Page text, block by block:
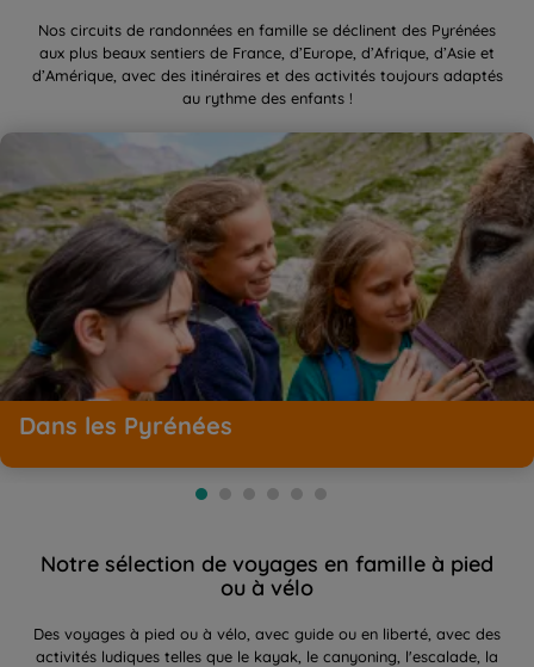
Nos circuits de randonnées en famille se déclinent des Pyrénées
aux plus beaux sentiers de France, d’Europe, d’Afrique, d’Asie et
d’Amérique, avec des itinéraires et des activités toujours adaptés
au rythme des enfants !
Dans les Pyrénées
Dans les Pyrénées
Notre sélection de voyages en famille à pied
ou à vélo
Des voyages à pied ou à vélo, avec guide ou en liberté, avec des
activités ludiques telles que le kayak, le canyoning, l'escalade, la